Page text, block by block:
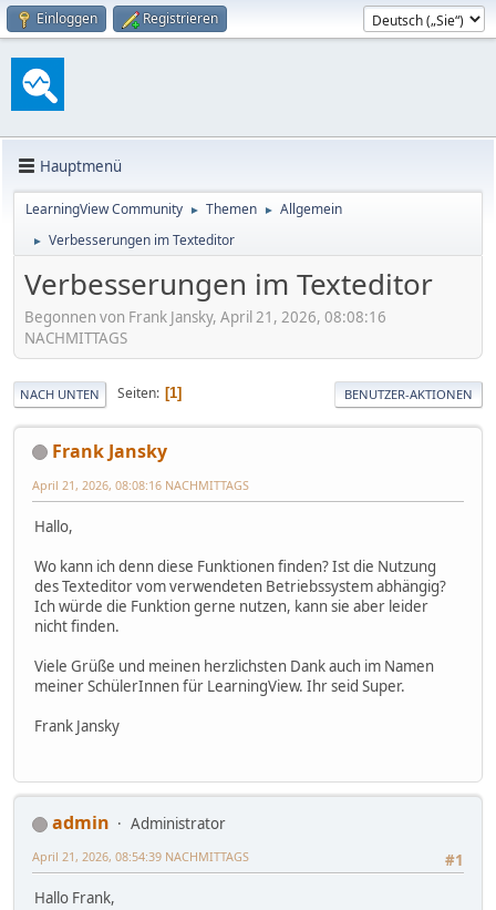
Einloggen Registrieren
Hauptmenü
LearningView Community ► Themen ► Allgemein
► Verbesserungen im Texteditor
Verbesserungen im Texteditor
Begonnen von Frank Jansky, April 21, 2026, 08:08:16
NACHMITTAGS
NACH UNTEN Seiten 1 BENUTZER-AKTIONEN
Frank Jansky
April 21, 2026, 08:08:16 NACHMITTAGS
Hallo,
Wo kann ich denn diese Funktionen finden? Ist die Nutzung
des Texteditor vom verwendeten Betriebssystem abhängig?
Ich würde die Funktion gerne nutzen, kann sie aber leider
nicht finden.
Viele Grüße und meinen herzlichsten Dank auch im Namen
meiner SchülerInnen für LearningView. Ihr seid Super.
Frank Jansky
admin
Administrator
#1
April 21, 2026, 08:54:39 NACHMITTAGS
Hallo Frank,